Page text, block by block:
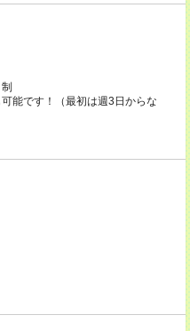
能です！（最初は週3日からな